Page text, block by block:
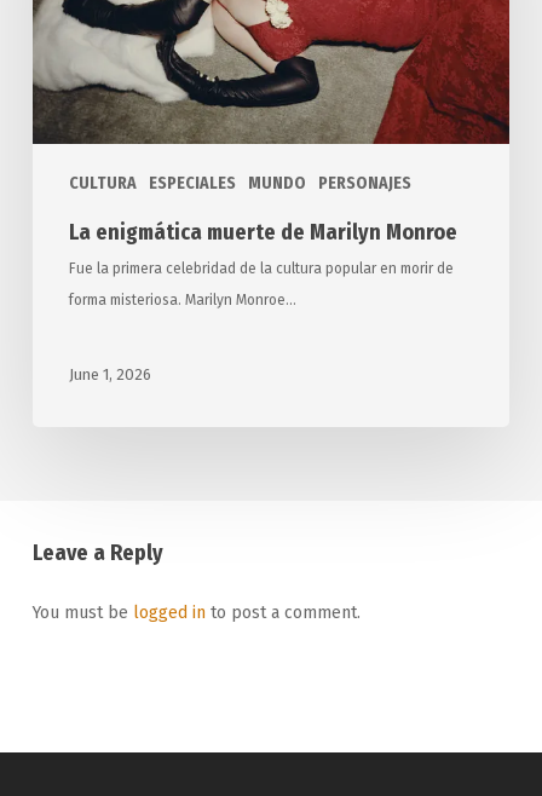
CULTURA ESPECIALES MUNDO PERSONAJES
Monroe
La enigmática muerte de Marilyn Monroe
Fue la primera celebridad de la cultura popular en morir de
forma misteriosa. Marilyn Monroe…
June 1, 2026
Leave a Reply
You must be logged into post a comment.